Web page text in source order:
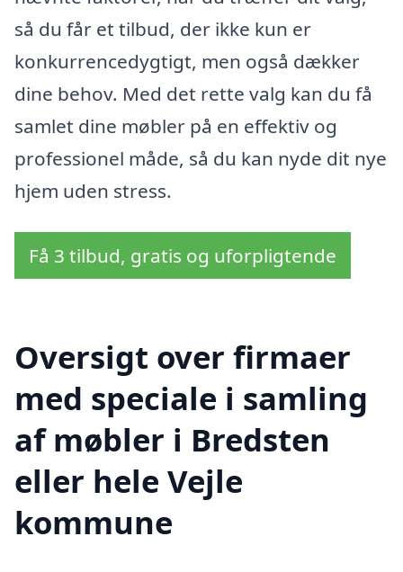
så du får et tilbud, der ikke kun er
konkurrencedygtigt, men også dækker
dine behov. Med det rette valg kan du få
samlet dine møbler på en effektiv og
professionel måde, så du kan nyde dit nye
hjem uden stress.
Få 3 tilbud, gratis og uforpligtende
Oversigt over firmaer
med speciale i samling
af møbler i Bredsten
eller hele Vejle
kommune